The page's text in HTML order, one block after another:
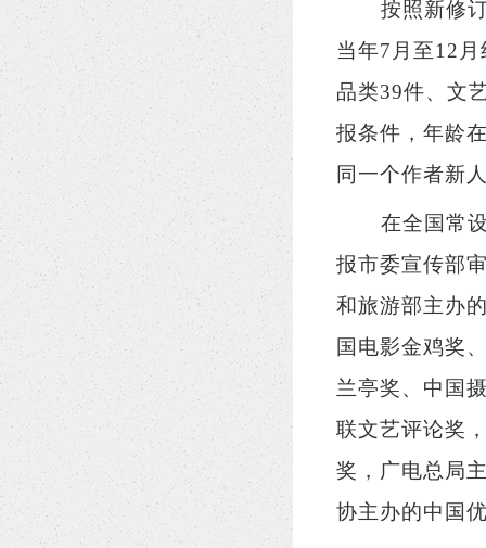
按照新修
当年7月至12
品类39件、文
报条件，年龄
同一个作者新
在全国常
报市委宣传部
和旅游部主办
国电影金鸡奖
兰亭奖、中国
联文艺评论奖
奖，广电总局
协主办的中国